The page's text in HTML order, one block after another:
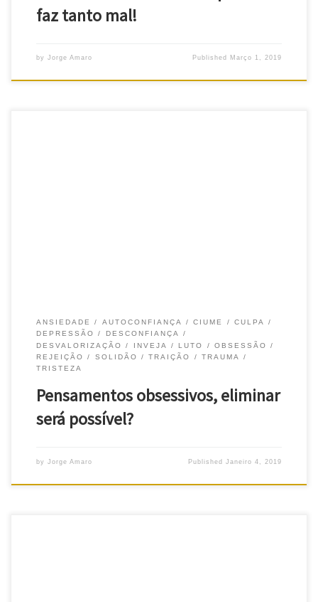
faz tanto mal!
by Jorge Amaro Published Março 1, 2019
ANSIEDADE AUTOCONFIANÇA CIUME
CULPA
DEPRESSÃO
DESCONFIANÇA
DESVALORIZAÇÃO
INVEJA LUTO
OBSESSÃO
REJEIÇÃO
SOLIDÃO TRAIÇÃO
TRAUMA
TRISTEZA
Pensamentos obsessivos, eliminar
será possível?
by Jorge Amaro PublishedJaneiro 4, 2019